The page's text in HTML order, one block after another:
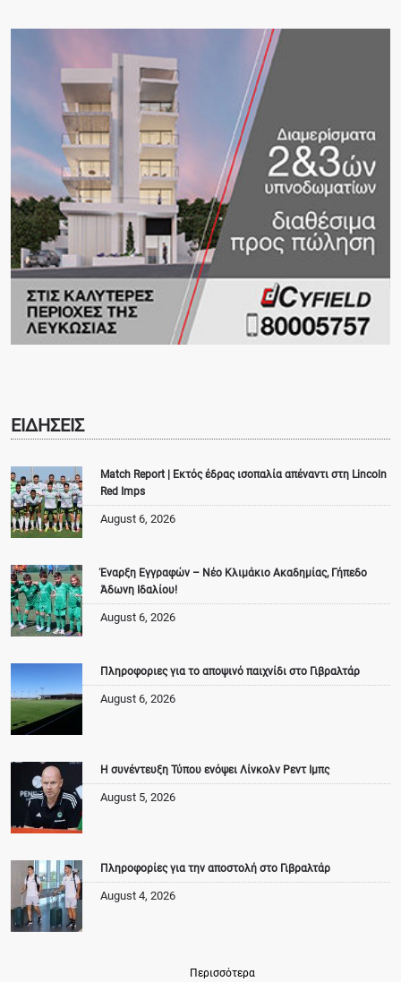
ΕΙΔΗΣΕΙΣ
Match Report | Εκτός έδρας ισοπαλία απέναντι στη Lincoln
Red Imps
August 6, 2026
Έναρξη Εγγραφών – Νέο Κλιμάκιο Ακαδημίας, Γήπεδο
Άδωνη Ιδαλίου!
August 6, 2026
Πληροφοριες για το αποψινό παιχνίδι στο Γιβραλτάρ
August 6, 2026
Η συνέντευξη Τύπου ενόψει Λίνκολν Ρεντ Ιμπς
August 5, 2026
Πληροφορίες για την αποστολή στο Γιβραλτάρ
August 4, 2026
Περισσότερα